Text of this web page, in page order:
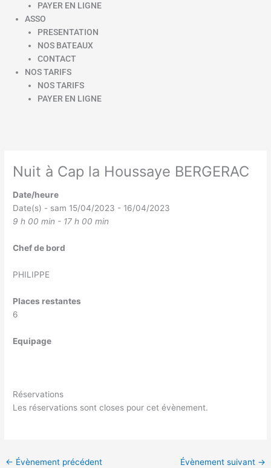
PAYER EN LIGNE
ASSO
PRESENTATION
NOS BATEAUX
CONTACT
NOS TARIFS
NOS TARIFS
PAYER EN LIGNE
Nuit à Cap la Houssaye BERGERAC
Date/heure
Date(s) - sam 15/04/2023 - 16/04/2023
9 h 00 min - 17 h 00 min
Chef de bord
PHILIPPE
Places restantes
6
Equipage
Réservations
Les réservations sont closes pour cet évènement.
← Évènement précédent Évènement suivant →